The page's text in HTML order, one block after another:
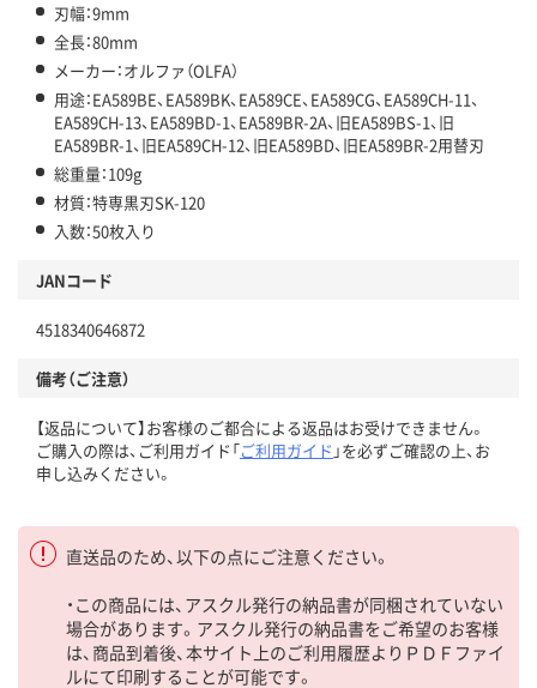
刃幅：9mm
全長：80mm
メーカー：オルファ（OLFA）
用途：EA589BE、EA589BK、EA589CE、EA589CG、EA589CH-11、
EA589CH-13、EA589BD-1、EA589BR-2A、旧EA589BS-1、旧
EA589BR-1、旧EA589CH-12、旧EA589BD、旧EA589BR-2用替刃
総重量：109g
材質：特専黒刃SK-120
入数：50枚入り
JANコード
4518340646872
備考（ご注意）
【返品について】お客様のご都合による返品はお受けできません。
ご購入の際は、ご利用ガイド「ご利用ガイド 」を必ずご確認の上、お
申し込みください。
直送品のため、以下の点にご注意ください。
・この商品には、アスクル発行の納品書が同梱されていない
場合があります。アスクル発行の納品書をご希望のお客様
は、商品到着後、本サイト上のご利用履歴よりＰＤＦファイ
ルにて印刷することが可能です。